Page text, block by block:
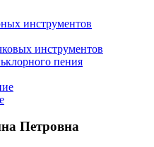
инструментов
инструментов
пения
Петровна